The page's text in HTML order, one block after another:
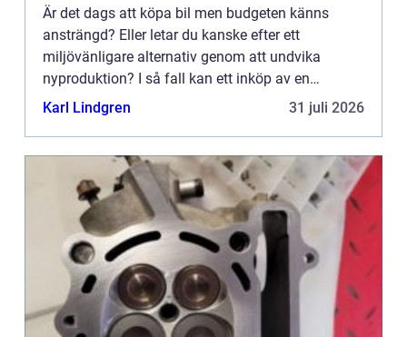
Är det dags att köpa bil men budgeten känns
ansträngd? Eller letar du kanske efter ett
miljövänligare alternativ genom att undvika
nyproduktion? I så fall kan ett inköp av en
begagnad bil vara den perfekta l&o...
Karl Lindgren 31 juli 2026